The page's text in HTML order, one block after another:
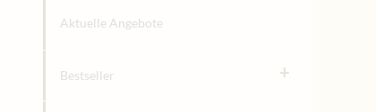
Aktuelle Angebote
Bestseller +